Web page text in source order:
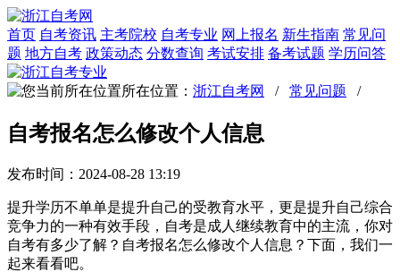
首页 自考资讯 主考院校 自考专业 网上报名 新生指南 常见问
题 地方自考 政策动态 分数查询 考试安排 备考试题 学历问答
所在位置： 浙江自考网 / 常见问题 /
自考报名怎么修改个人信息
发布时间：2024-08-28 13:19
提升学历不单单是提升自己的受教育水平，更是提升自己综合
竞争力的一种有效手段，自考是成人继续教育中的主流，你对
自考有多少了解？自考报名怎么修改个人信息？下面，我们一
起来看看吧。